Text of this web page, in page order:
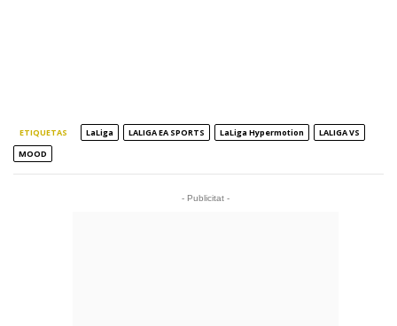
ETIQUETAS LaLiga LALIGA EA SPORTS LaLiga Hypermotion
LALIGA VS
MOOD
- Publicitat -